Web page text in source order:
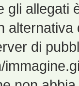
gli allegati
alternativa
di